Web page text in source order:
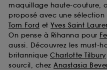
maquillage haute-couture,
proposé avec une
Tom Ford et Yves Saint
On pense à Rihanna pour
aussi. Découvrez les must-
britannique Charlotte Tilbury
sourcil, chez Anastasia